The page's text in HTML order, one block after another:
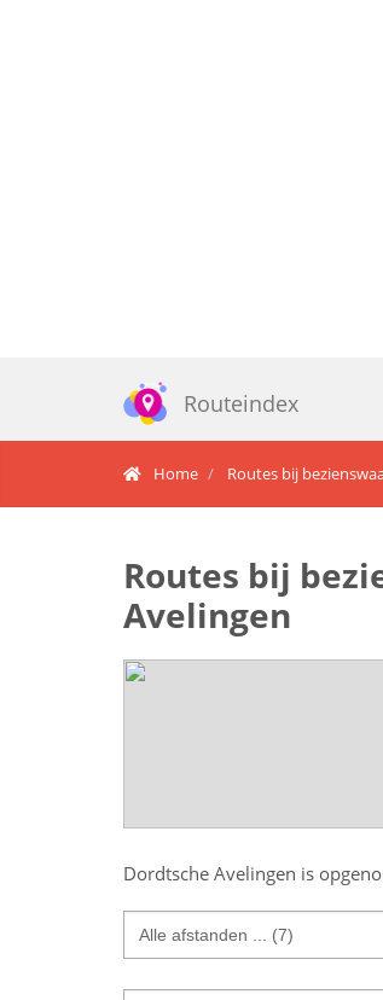
Routeindex
Home Routes bij
Routes bij
Avelingen
Dordtsche Avelingen is
Alle afstanden ... (7)